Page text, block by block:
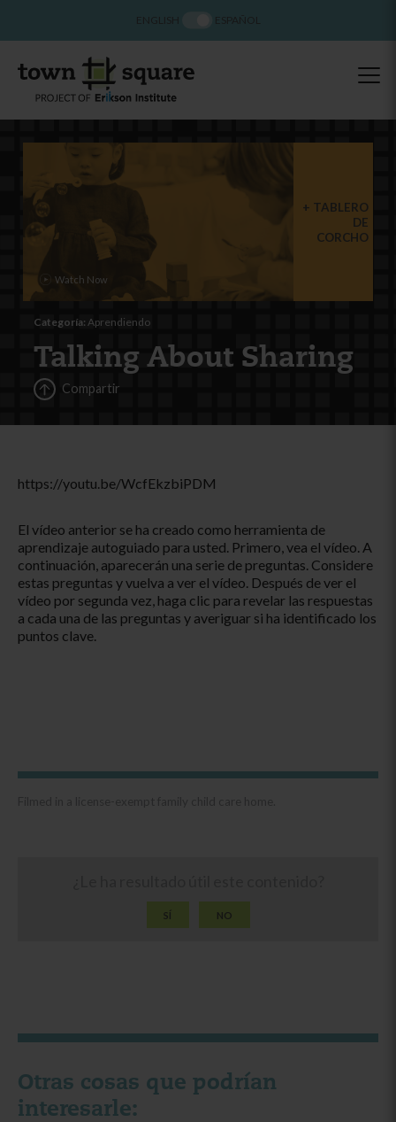
TABLERO
DE
CORCHO
Categoría: Aprendiendo
Talking About Sharing
Compartir
https://youtu.be/WcfEkzbiPDM
El vídeo anterior se ha creado como herramienta de
aprendizaje autoguiado para usted. Primero, vea el vídeo. A
continuación, aparecerán una serie de preguntas. Considere
estas preguntas y vuelva a ver el vídeo. Después de ver el
vídeo por segunda vez, haga clic para revelar las respuestas
a cada una de las preguntas y averiguar si ha identificado los
puntos clave.
SÍ NO
Otras cosas que podrían
interesarle: